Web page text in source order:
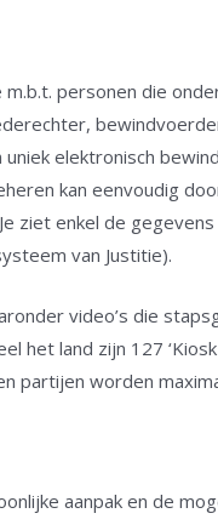
personen die
elektronisch
kan eenvoudig
ziet enkel de
van Justitie).
video’s die
land zijn 127
partijen worden
aanpak en de